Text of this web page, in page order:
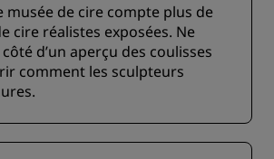
musée de cire compte plus de
cire réalistes exposées. Ne
d’un aperçu des coulisses
comment les sculpteurs